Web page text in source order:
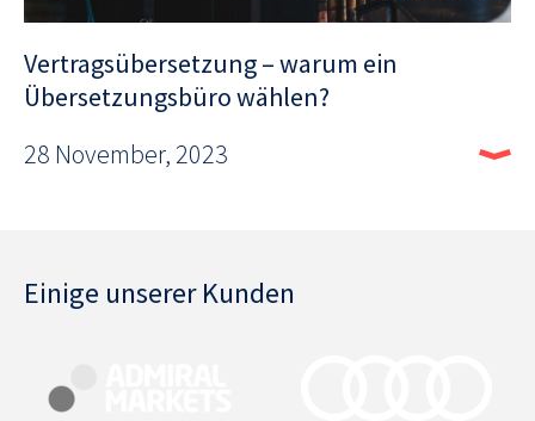
Vertragsübersetzung – warum ein
Übersetzungsbüro wählen?
28 November, 2023
Einige unserer Kunden